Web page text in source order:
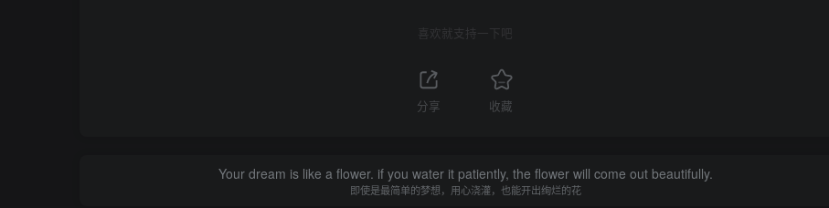
喜欢就支持一下吧
分享 收藏
Your dream is like a flower. if you water it patiently, the flower will come out beautifully.
即使是最简单的梦想，用心浇灌，也能开出绚烂的花